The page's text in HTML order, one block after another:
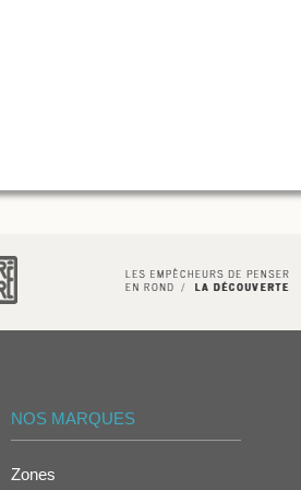
NOS MARQUES
Zones